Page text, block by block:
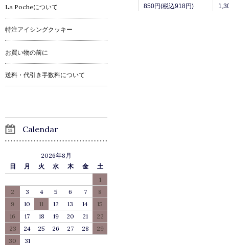
850円(税込918円)
La Pocheについて
特注アイシングクッキー
お買い物の前に
送料・代引き手数料について
Calendar
2026年8月
日
月 火 水 木 金
土
1
2
3 4 5 6 7
8
9
10 11 12 13 14
15
16
17 18 19 20 21
22
23
24 25 26 27 28
29
30
31